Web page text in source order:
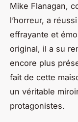
Mike Flanagan,
l’horreur, a
effrayante et
original, il a su
encore plus
fait de cette
un véritable
protagonistes.